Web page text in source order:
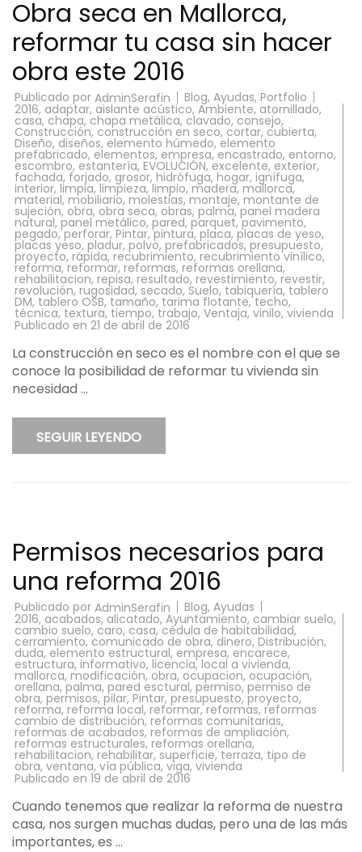
Obra seca en Mallorca,
reformar tu casa sin hacer
obra este 2016
Publicado por AdminSerafin Blog, Ayudas, Portfolio
2016, adaptar, aislante acústico, Ambiente, atornillado,
casa, chapa, chapa metálica, clavado, consejo,
Construcción, construcción en seco, cortar, cubierta,
Diseño, diseños, elemento húmedo, elemento
prefabricado, elementos, empresa, encastrado, entorno,
escombro, estantería, EVOLUCIÓN, excelente, exterior,
fachada, forjado, grosor, hidrófuga, hogar, ignífuga,
interior, limpia, limpieza,limpio, madera, mallorca,
material, mobiliario, molestias,montaje, montante de
sujeción, obra, obra seca, obras, palma,panel madera
natural, panel metálico, pared, parquet,pavimento,
pegado,perforar, Pintar,pintura, placa,placas de yeso,
placas yeso, pladur, polvo, prefabricados, presupuesto,
proyecto, rápida, recubrimiento, recubrimiento vinílico,
reforma,reformar, reformas, reformas orellana,
rehabilitacion, repisa, resultado, revestimiento, revestir,
revolución, rugosidad, secado, Suelo, tabiquería, tablero
DM, tablero OSB, tamaño, tarima flotante,techo,
técnica, textura, tiempo,trabajo, Ventaja, vinilo, vivienda
Publicado en 21 de abril de 2016
La construcción en seco es el nombre con el que se
conoce la posibilidad de reformar tu vivienda sin
necesidad …
SEGUIR LEYENDO
Permisos necesarios para
una reforma 2016
Publicado por AdminSerafin Blog, Ayudas
2016, acabados, alicatado, Ayuntamiento, cambiar suelo,
cambio suelo, caro, casa,cédula de habitabilidad,
cerramiento, comunicado de obra, dinero, Distribución,
duda, elemento estructural, empresa, encarece,
estructura, informativo, licencia, local a vivienda,
mallorca, modificación, obra, ocupacion, ocupación,
orellana,palma, pared esctural, permiso, permiso de
obra, permisos,pilar, Pintar, presupuesto, proyecto,
reforma, reforma local, reformar,reformas, reformas
cambio de distribución, reformas comunitarias,
reformas de acabados, reformas de ampliación,
reformas estructurales, reformas orellana,
rehabilitacion, rehabilitar, superficie, terraza, tipo de
obra, ventana, vía pública, viga, vivienda
Publicado en 19 de abril de 2016
Cuando tenemos que realizar la reforma de nuestra
casa, nos surgen muchas dudas, pero una de las más
importantes, es …